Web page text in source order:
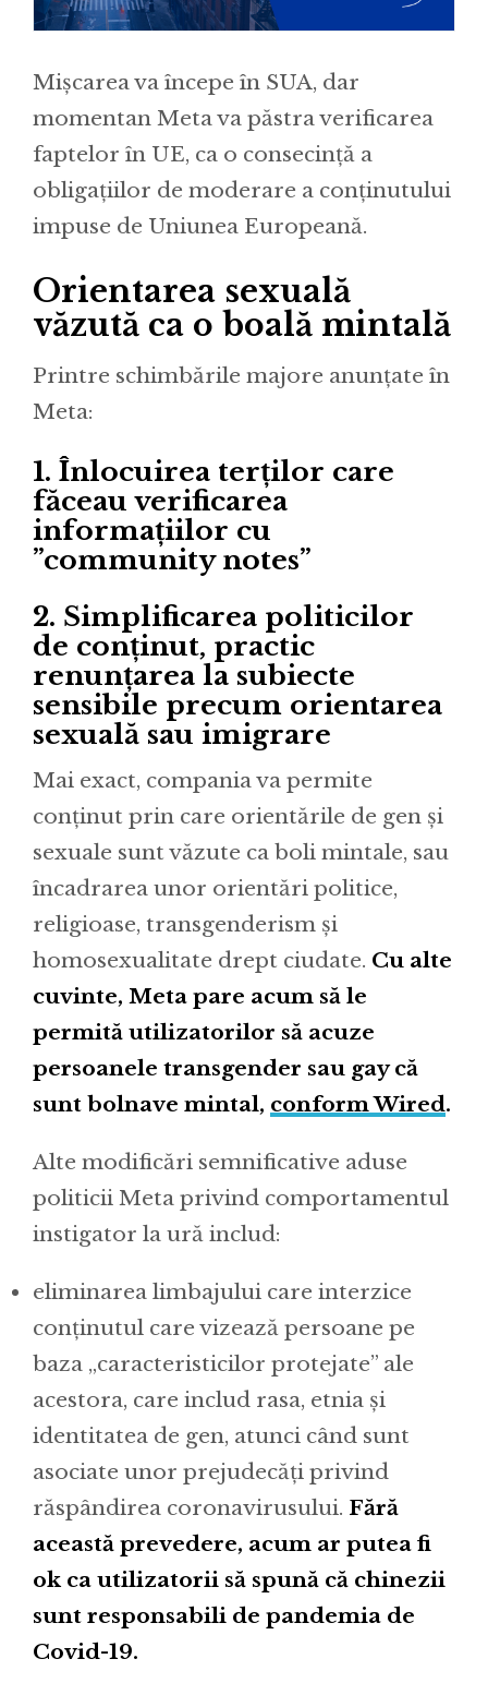
Mișcarea va începe în SUA, dar
momentan Meta va păstra verificarea
faptelor în UE, ca o consecință a
obligațiilor de moderare a conținutului
impuse de Uniunea Europeană.
Orientarea sexuală
văzută ca o boală mintală
Printre schimbările majore anunțate în
Meta:
1. Înlocuirea terților care
făceau verificarea
informațiilor cu
”community notes”
2. Simplificarea politicilor
de conținut, practic
renunțarea la subiecte
sensibile precum orientarea
sexuală sau imigrare
Mai exact, compania va permite
conținut prin care orientările de gen și
sexuale sunt văzute ca boli mintale, sau
încadrarea unor orientări politice,
religioase, transgenderism și
homosexualitate drept ciudate. Cu alte
cuvinte, Meta pare acum să le
permită utilizatorilor să acuze
persoanele transgender sau gay că
sunt bolnave mintal, conform Wired.
Alte modificări semnificative aduse
politicii Meta privind comportamentul
instigator la ură includ:
eliminarea limbajului care interzice
conținutul care vizează persoane pe
baza „caracteristicilor protejate” ale
acestora, care includ rasa, etnia și
identitatea de gen, atunci când sunt
asociate unor prejudecăți privind
răspândirea coronavirusului. Fără
această prevedere, acum ar putea fi
ok ca utilizatorii să spună că chinezii
sunt responsabili de pandemia de
Covid-19.